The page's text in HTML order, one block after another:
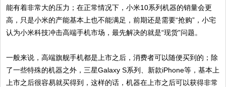
能有着非常大的压力；在正常情况下，小米10系列机器的销量会更
高，只是小米的产能基本上也不能满足，前期还是需要“抢购”，小宅
认为小米科技冲击高端手机市场，最先解决的就是“现货”问题。
一般来说，高端旗舰手机都是上市之后，消费者可以随便买到的；除
了一些特殊的机器之外，三星Galaxy S系列、新款iPhone等，基本上
上市之后很容易就买得到，这样的话，机器在上市之后可以获得非常